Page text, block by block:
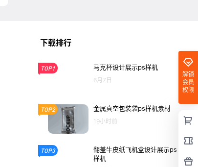
解锁
会员
权限
下载排行
TOP1 马克杯设计展示ps样机
6月7日
TOP2 金属真空包装袋ps样机素材
19小时前
TOP3
翻盖牛皮纸飞机盒设计展示ps
样机